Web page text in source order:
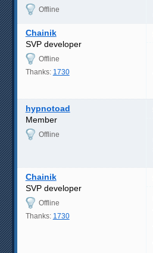
Offline
Chainik
SVP developer
Offline
Thanks: 1730
hypnotoad
Member
Offline
Chainik
SVP developer
Offline
Thanks: 1730